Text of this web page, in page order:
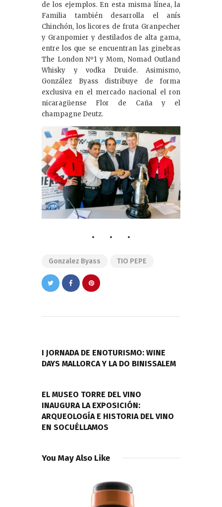
de los ejemplos. En esta misma línea, la
Familia también desarrolla el anís
Chinchón, los licores de fruta Granpecher
y Granpomier y destilados de alta gama,
entre los que se encuentran las ginebras
The London Nº1 y Mom, Nomad Outland
Whisky y vodka Druide. Asimismo,
González Byass distribuye de forma
exclusiva en el mercado nacional el ron
nicaragüense Flor de Caña y el
champagne Deutz.
Gonzalez Byass TIO PEPE
entradas
I JORNADA DE ENOTURISMO: WINE
DAYS MALLORCA Y LA DO BINISSALEM
EL MUSEO TORRE DEL VINO
INAUGURA LA EXPOSICIÓN:
ARQUEOLOGÍA E HISTORIA DEL VINO
EN SOCUÉLLAMOS
You May Also Like